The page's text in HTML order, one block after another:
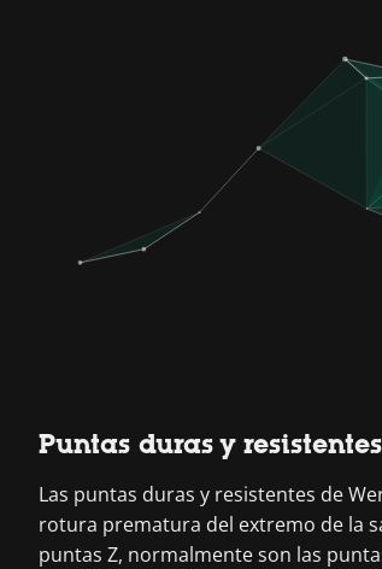
Puntas duras y resistentes
Las puntas duras y resistentes de
rotura prematura del extremo de la
puntas Z, normalmente son las